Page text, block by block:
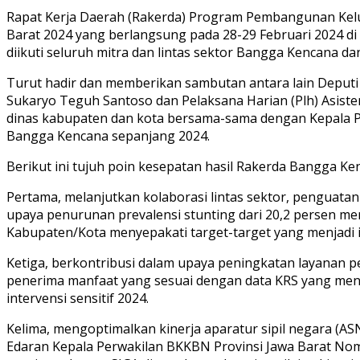
Rapat Kerja Daerah (Rakerda) Program Pembangunan
Barat 2024 yang berlangsung pada 28-29 Februari 2024
diikuti seluruh mitra dan lintas sektor Bangga Kencana
Turut hadir dan memberikan sambutan antara lain
Sukaryo Teguh Santoso dan Pelaksana Harian (Plh)
dinas kabupaten dan kota bersama-sama dengan
Bangga Kencana sepanjang 2024.
Berikut ini tujuh poin kesepatan hasil Rakerda Bangga
Pertama, melanjutkan kolaborasi lintas sektor,
upaya penurunan prevalensi stunting dari 20,2 persen
Kabupaten/Kota menyepakati target-target yang
Ketiga, berkontribusi dalam upaya peningkatan layanan
penerima manfaat yang sesuai dengan data KRS yang
intervensi sensitif 2024.
Kelima, mengoptimalkan kinerja aparatur sipil negara
Edaran Kepala Perwakilan BKKBN Provinsi Jawa Barat